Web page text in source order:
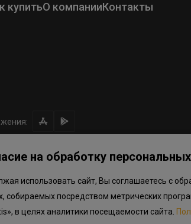
купитьО компанииКонтакты
направлении средств
в Окле
Правила программы
на обработку
использовать сайт, Вы соглашаетесь с
собираемых посредством метрических
в целях аналитики посещаемости сайта.